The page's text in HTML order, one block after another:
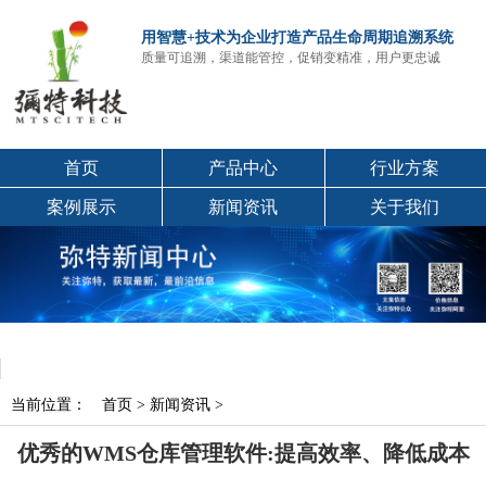
用智慧+技术为企业打造产品生命周期追溯系统
质量可追溯，渠道能管控，促销变精准，用户更忠诚
首页 产品中心 行业方案
案例展示 新闻资讯 关于我们
当前位置： 首页 > 新闻资讯 >
优秀的WMS仓库管理软件:提高效率、降低成本